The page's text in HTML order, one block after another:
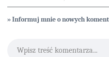
» Informuj mnie o nowych
Wpisz treść komentarza...